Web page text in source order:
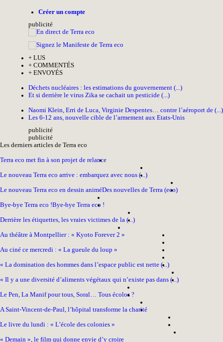
Créer un compte
publicité
+ LUS
+ COMMENTÉS
+ ENVOYÉS
Déchets nucléaires : les estimations du gouvernement (...)
Et si derrière le virus Zika se cachait un pesticide (...)
Naomi Klein, Erri de Luca, Virginie Despentes… contre l’aéroport de (...)
Les 6-12 ans, nouvelle cible de l’armement aux Etats-Unis
publicité
publicité
Les derniers articles de Terra eco
Terra eco met fin à son projet de relance
Le nouveau Terra eco arrive : embarquez avec nous (...)
Le nouveau Terra eco en dessin animéDes nouvelles de Terra (eco)
Bye-bye Terra eco !Bye-bye Terra eco !
Derrière les étiquettes, les vraies victimes de la (...)
Au théâtre à Montpellier : « Kyoto Forever 2 »
Au ciné ce mercredi : « La gueule du loup »
« La domination des hommes dans l’espace public est nette (...)
« Il y a une diversité d’aliments végétaux qui n’existe pas dans (...)
Le Pen, La Manif pour tous, Soral… Tous écolos ?
A Saint-Vincent-de-Paul, l’hôpital transforme la charité
Le livre du lundi : « L’école des colonies »
« Demain », le film qui donne envie d’y croire